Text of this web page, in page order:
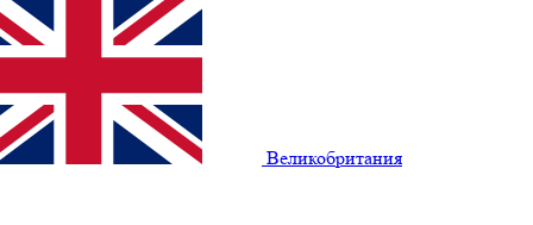
Великобритания